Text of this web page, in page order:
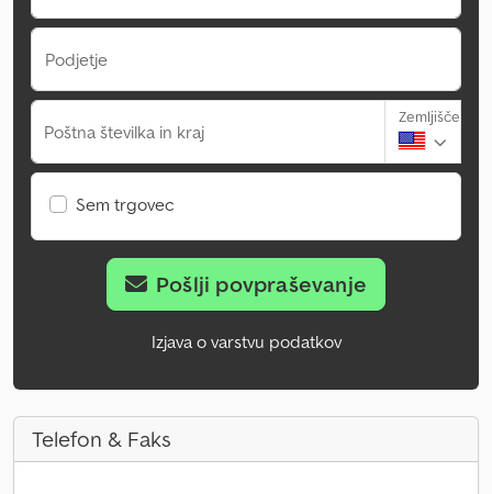
Podjetje
Poštna številka in kraj
Zemljišče
Sem trgovec
Pošlji povpraševanje
Izjava o varstvu podatkov
Telefon & Faks